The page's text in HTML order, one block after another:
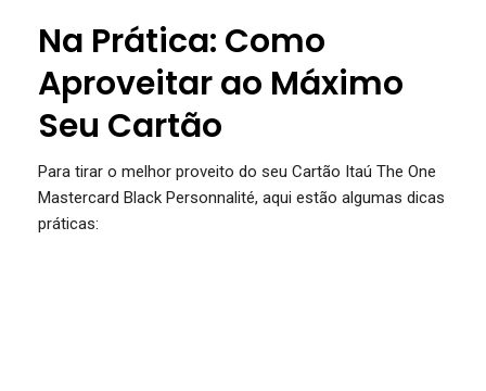
Na Prática: Como
Aproveitar ao Máximo
Seu Cartão
Para tirar o melhor proveito do seu Cartão Itaú The One
Mastercard Black Personnalité, aqui estão algumas dicas
práticas: